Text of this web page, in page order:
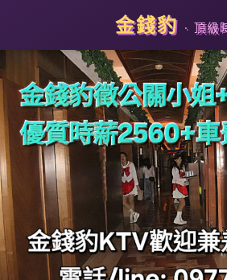
金錢豹 · 頂級